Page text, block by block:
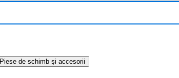
Piese de schimb şi accesorii